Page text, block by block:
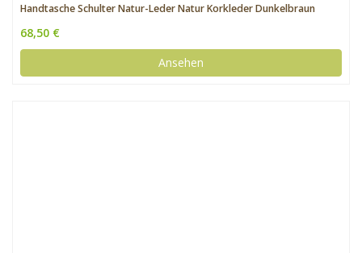
Handtasche Schulter Natur-Leder Natur Korkleder Dunkelbraun
68,50 €
Ansehen